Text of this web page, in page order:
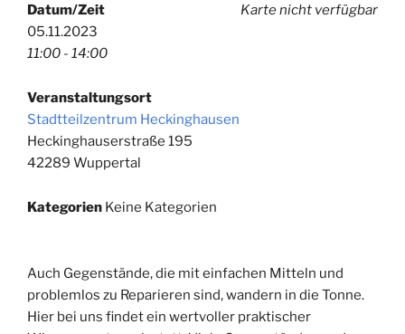
Karte nicht verfügbar
Datum/Zeit
05.11.2023
11:00 - 14:00
Veranstaltungsort
Stadtteilzentrum Heckinghausen
Heckinghauserstraße 195
42289 Wuppertal
Kategorien Keine Kategorien
Auch Gegenstände, die mit einfachen Mitteln und
problemlos zu Reparieren sind, wandern in die Tonne.
Hier bei uns findet ein wertvoller praktischer